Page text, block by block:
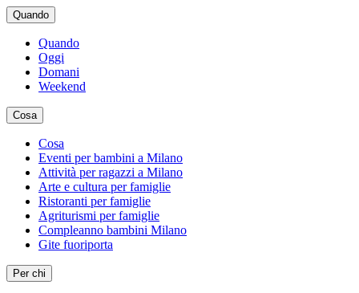
Quando
Quando
Oggi
Domani
Weekend
Cosa
Cosa
Eventi per bambini a Milano
Attività per ragazzi a Milano
Arte e cultura per famiglie
Ristoranti per famiglie
Agriturismi per famiglie
Compleanno bambini Milano
Gite fuoriporta
Per chi